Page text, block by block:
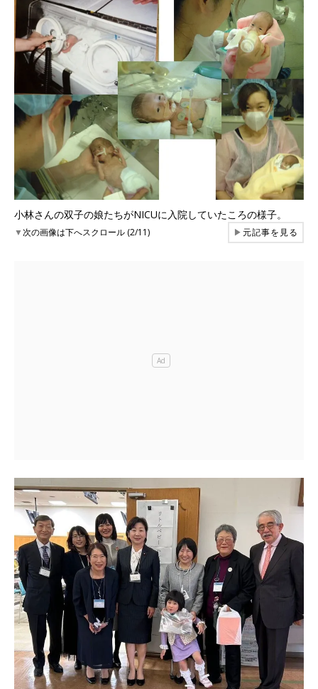
小林さんの双子の娘たちがNICUに入院していたころの様子。
▼次の画像は下へスクロール (2/11) ▶元記事を見る